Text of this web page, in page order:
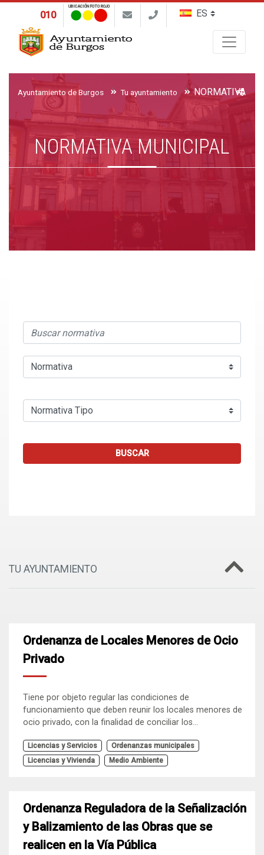
010
UBICACIÓN FOTO ROJO
Ayuntamiento de Burgos Tu ayuntamiento NORMATIVA
NORMATIVA MUNICIPAL
BUSCAR
TU AYUNTAMIENTO
Ordenanza de Locales Menores de Ocio
Privado
Tiene por objeto regular las condiciones de
funcionamiento que deben reunir los locales menores de
ocio privado, con la finalidad de conciliar los...
Licencias y Servicios
Ordenanzas municipales
Licencias y Vivienda
Medio Ambiente
Ordenanza Reguladora de la Señalización
y Balizamiento de las Obras que se
realicen en la Vía Pública